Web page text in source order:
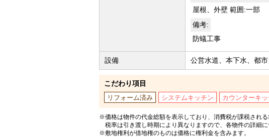
屋根、外壁 範囲:一部
備考:
防蟻工事
設備 公営水道、本下水、都市
こだわり項目
リフォーム済み システムキッチン カウンターキ
※価格は物件の代金総額を表示しており、消費税が課税され
税率は引き渡し時期により異なりますので、各物件の詳細
※敷地権利が借地権のものは価格に権利金を含みます。